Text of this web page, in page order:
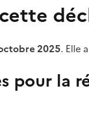
2025. Elle
pour la